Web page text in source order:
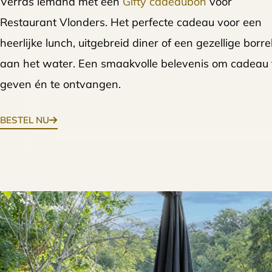
Restaurant Vlonders. Het perfecte cadeau voor een
heerlijke lunch, uitgebreid diner of een gezellige
aan het water. Een smaakvolle belevenis om cadeau
geven én te ontvangen.
BESTEL NU